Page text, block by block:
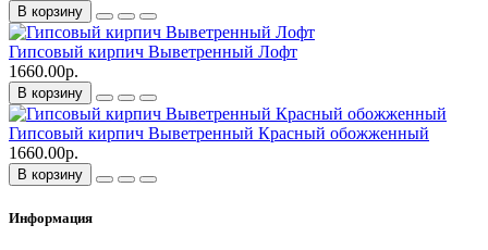
В корзину
Гипсовый кирпич Выветренный Лофт
1660.00р.
В корзину
Гипсовый кирпич Выветренный Красный обожженный
1660.00р.
В корзину
Информация